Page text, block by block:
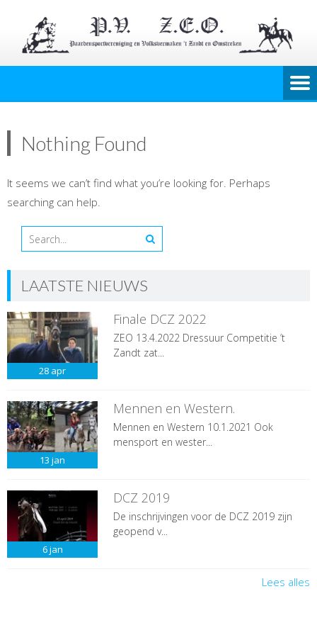
Nothing Found
It seems we can’t find what you’re looking for. Perhaps
searching can help.
LAATSTE NIEUWS
28 apr
Finale DCZ 2022
ZEO 13.4.2022 Dressuur Competitie ’t
Zandt zat...
13 jan
Mennen en Western.
Mennen en Western 10.1.2021 Ook
mensport en wester...
6jan
DCZ 2019
De inschrijvingen voor de DCZ 2019 zijn
geopend v...
Lees alles